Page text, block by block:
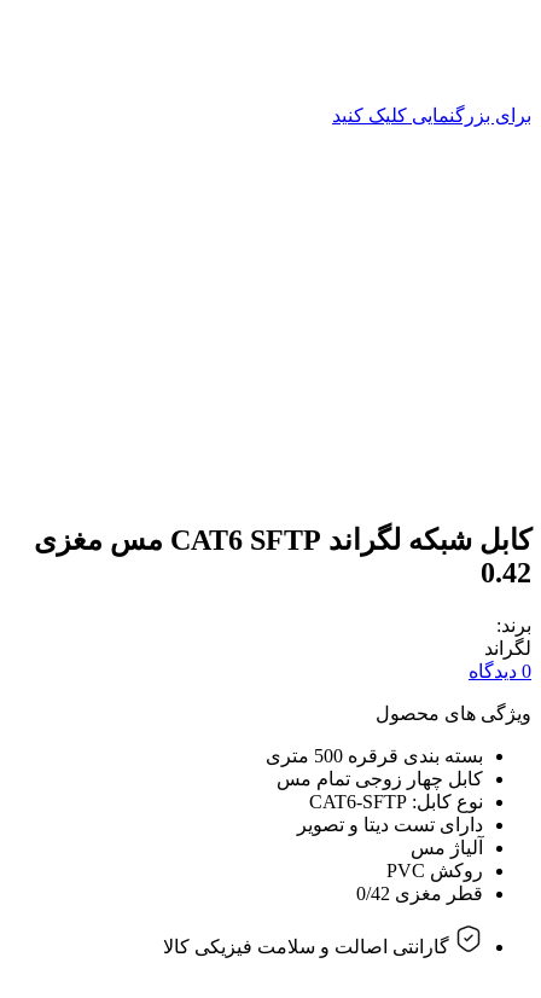
برای بزرگنمایی کلیک کنید
کابل شبکه لگراند CAT6 SFTP مس مغزی
0.42
برند:
لگراند
0 دیدگاه
ویژگی های محصول
بسته بندی قرقره 500 متری
کابل چهار زوجی تمام مس
نوع کابل: CAT6-SFTP
دارای تست دیتا و تصویر
آلیاژ مس
روکش PVC
قطر مغزی 0/42
گارانتی اصالت و سلامت فیزیکی کالا